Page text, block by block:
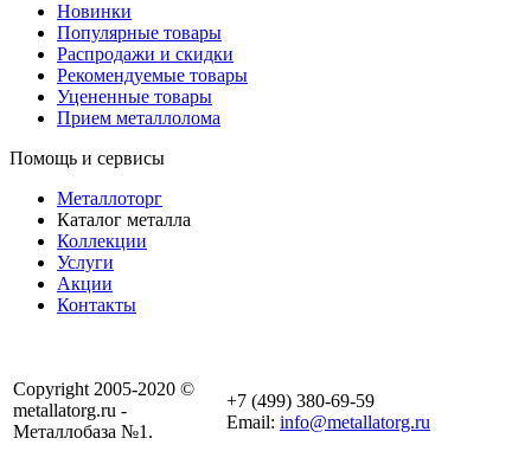
Новинки
Популярные товары
Распродажи и скидки
Рекомендуемые товары
Уцененные товары
Прием металлолома
Помощь и сервисы
Металлоторг
Каталог металла
Коллекции
Услуги
Акции
Контакты
Copyright 2005-2020 ©
metallatorg.ru -
Металлобаза №1.
+7 (499) 380-69-59
Email: info@metallatorg.ru